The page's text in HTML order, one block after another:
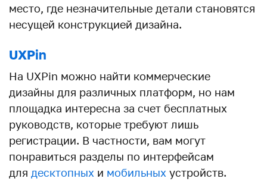
место, где незначительные детали становятся
несущей конструкцией дизайна.
UXPin
На UXPin можно найти коммерческие
дизайны для различных платформ, но нам
площадка интересна за счет бесплатных
руководств, которые требуют лишь
регистрации. В частности, вам могут
понравиться разделы по интерфейсам
для десктопных и мобильных устройств.